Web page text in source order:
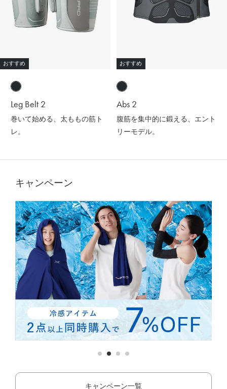
おすすめ
Leg Belt 2
巻いて始める、太ももの筋ト
レ。
おすすめ
Abs 2
腹筋を集中的に鍛える、エント
リーモデル。
キャンペーン
キャンペーン一覧